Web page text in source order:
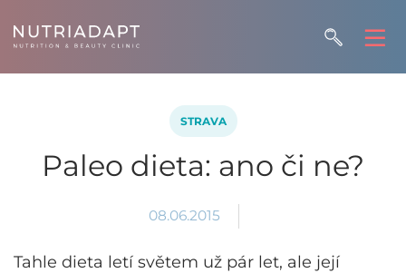
STRAVA
Paleo dieta: ano či ne?
08.06.2015
Tahle dieta letí světem už pár let, ale její